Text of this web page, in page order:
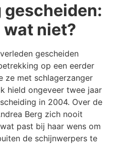
gescheiden:
niet?
gescheiden
op een eerder
ze met schlagerzanger
hield ongeveer twee jaar
in 2004. Over de
Berg zich nooit
past bij haar wens om
de schijnwerpers te